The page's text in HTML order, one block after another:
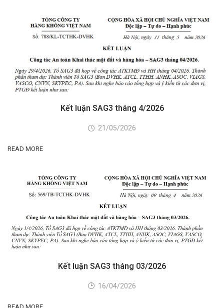
Kết luận SAG3 tháng 4/2026
21/05/2026
READ MORE
Kết luận SAG3 tháng 03/2026
16/04/2026